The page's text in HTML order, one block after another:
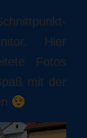
Hier
Fotos
mit der